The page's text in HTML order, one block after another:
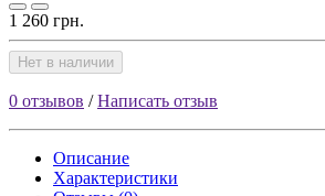
1 260 грн.
Нет в наличии
0 отзывов /Написать отзыв
Описание
Характеристики